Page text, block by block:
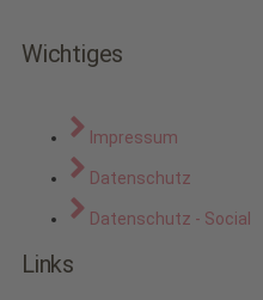
Wichtiges
Impressum
Datenschutz
Datenschutz - Social
Links